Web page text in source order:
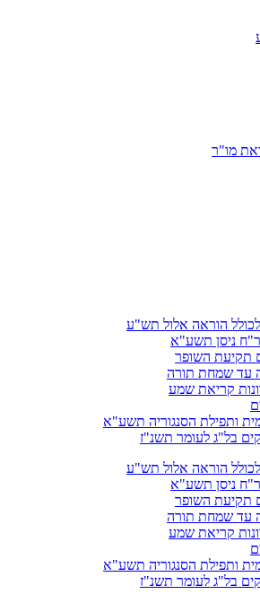
מו"ר
הוראה אלול תש"ע
ניסן תשע"א
תקיעת השופר
עד שמחת תורה
קריאת שמע
ותפילת הסנגוריה תשע"א
בל"ג לעומר תשנ"ז
הוראה אלול תש"ע
ניסן תשע"א
תקיעת השופר
עד שמחת תורה
קריאת שמע
ותפילת הסנגוריה תשע"א
בל"ג לעומר תשנ"ז